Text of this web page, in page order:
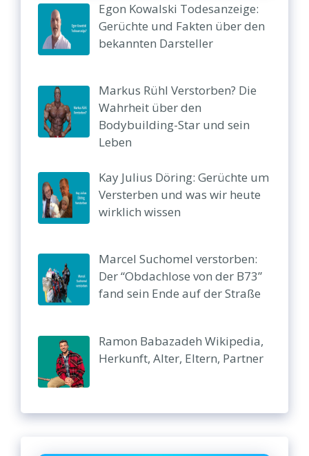
Egon Kowalski Todesanzeige:
Gerüchte und Fakten über den
bekannten Darsteller
Markus Rühl Verstorben? Die
Wahrheit über den
Bodybuilding-Star und sein
Leben
Kay Julius Döring: Gerüchte um
Versterben und was wir heute
wirklich wissen
Marcel Suchomel verstorben:
Der “Obdachlose von der B73”
fand sein Ende auf der Straße
Ramon Babazadeh Wikipedia,
Herkunft, Alter, Eltern, Partner